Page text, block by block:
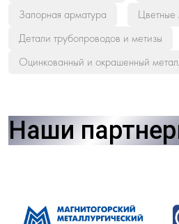
Запорная арматура
Цветные
Детали трубопроводов и метизы
Оцинкованный и окрашенный
Наши